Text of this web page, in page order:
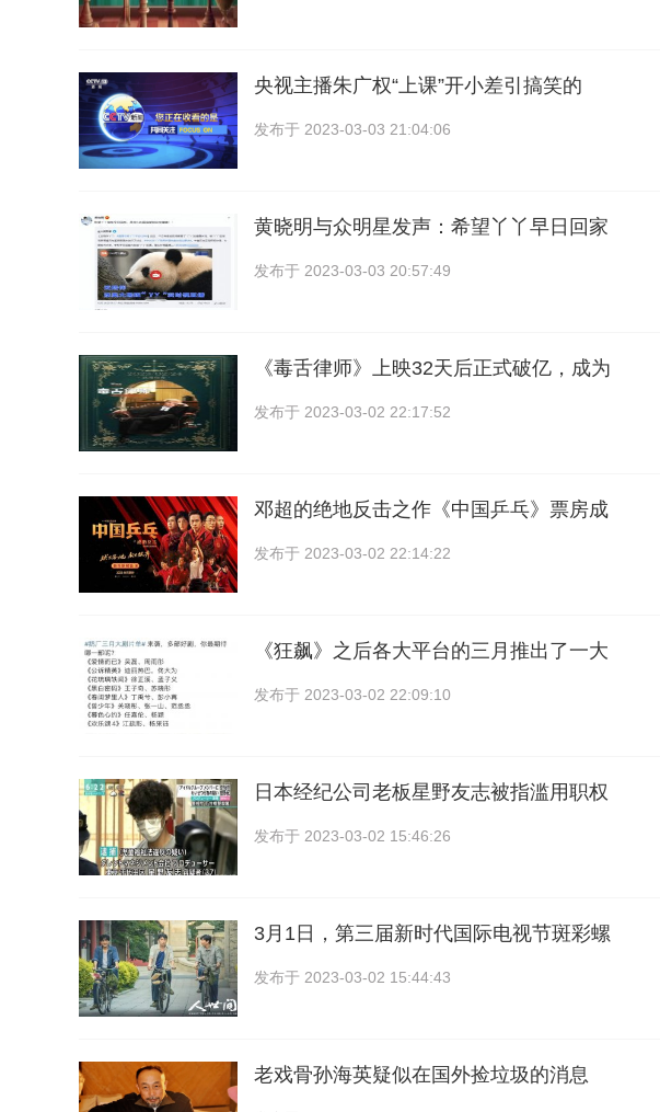
央视主播朱广权“上课”开小差引搞笑的
发布于 2023-03-03 21:04:06
黄晓明与众明星发声：希望丫丫早日回家
发布于 2023-03-03 20:57:49
《毒舌律师》上映32天后正式破亿，成为
发布于 2023-03-02 22:17:52
邓超的绝地反击之作《中国乒乓》票房成
发布于 2023-03-02 22:14:22
《狂飙》之后各大平台的三月推出了一大
发布于 2023-03-02 22:09:10
日本经纪公司老板星野友志被指滥用职权
发布于 2023-03-02 15:46:26
3月1日，第三届新时代国际电视节斑彩螺
发布于 2023-03-02 15:44:43
老戏骨孙海英疑似在国外捡垃圾的消息